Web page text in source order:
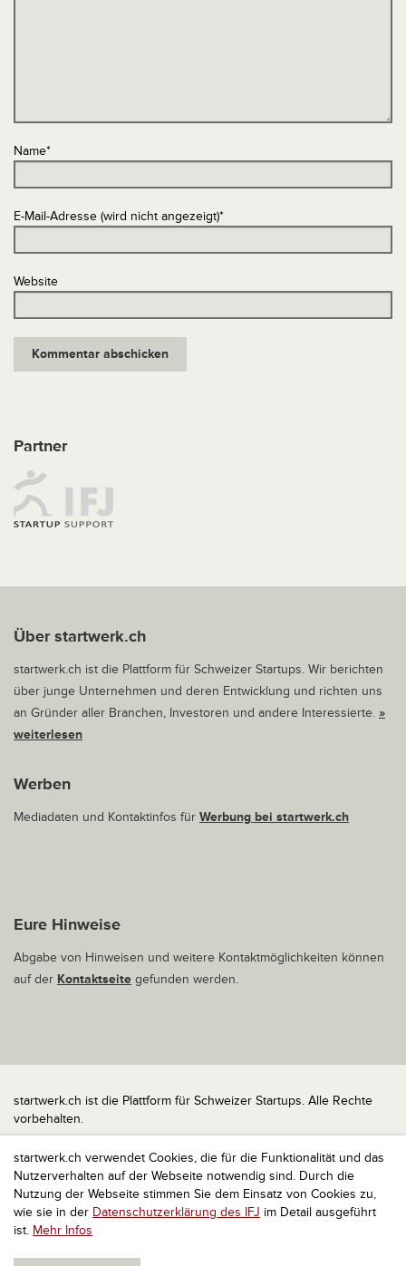
startwerk.ch verwendet Cookies, die für die Funktionalität und das
Nutzerverhalten auf der Webseite notwendig sind. Durch die
Nutzung der Webseite stimmen Sie dem Einsatz von Cookies zu,
wie sie in der Datenschutzerklärung des IFJ im Detail ausgeführt
ist. Mehr Infos
Name*
E-Mail-Adresse (wird nicht angezeigt)*
Website
Partner
Über startwerk.ch
startwerk.ch ist die Plattform für Schweizer Startups. Wir berichten
über junge Unternehmen und deren Entwicklung und richten uns
an Gründer aller Branchen, Investoren und andere Interessierte. »
weiterlesen
Werben
Mediadaten und Kontaktinfos für Werbung bei startwerk.ch
Eure Hinweise
Abgabe von Hinweisen und weitere Kontaktmöglichkeiten können
auf der Kontaktseite gefunden werden.
startwerk.ch ist die Plattform für Schweizer Startups. Alle Rechte
vorbehalten.
Impressum
Kontakt
nach oben